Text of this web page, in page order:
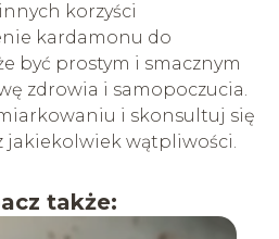
korzyści
kardamonu do
być prostym i smacznym
zdrowia i samopoczucia.
i skonsultuj się
jakiekolwiek wątpliwości.
także: